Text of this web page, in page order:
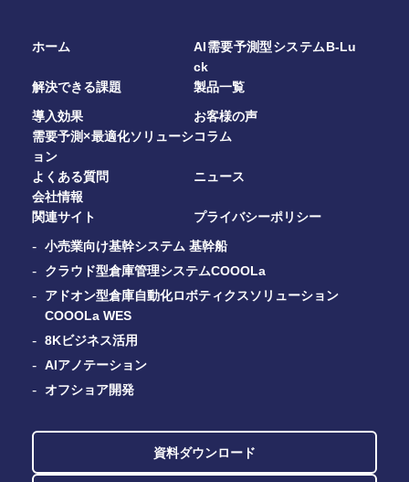
ホーム
AI需要予測型システムB-Lu
ck
解決できる課題
製品一覧
導入効果
お客様の声
需要予測×最適化ソリューシ
ョン
コラム
よくある質問
ニュース
会社情報
関連サイト
小売業向け基幹システム 基幹船
クラウド型倉庫管理システムCOOOLa
アドオン型倉庫自動化ロボティクスソリューション
COOOLa WES
8Kビジネス活用
AIアノテーション
オフショア開発
プライバシーポリシー
資料ダウンロード